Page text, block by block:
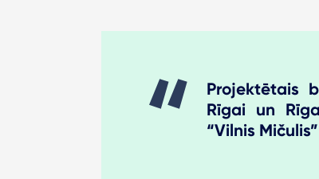
Projektētais
Rīgai un
“Vilnis